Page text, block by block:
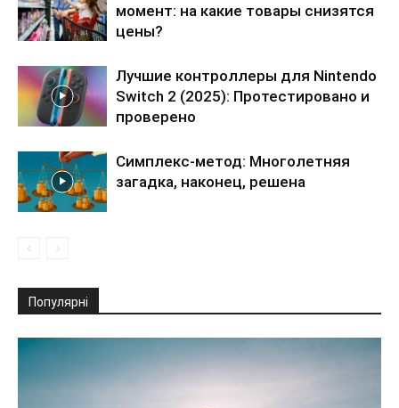
момент: на какие товары снизятся
цены?
Лучшие контроллеры для Nintendo
Switch 2 (2025): Протестировано и
проверено
Симплекс-метод: Многолетняя
загадка, наконец, решена
Популярні